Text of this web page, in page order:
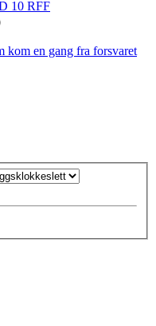
10 RFF
kom en gang fra forsvaret